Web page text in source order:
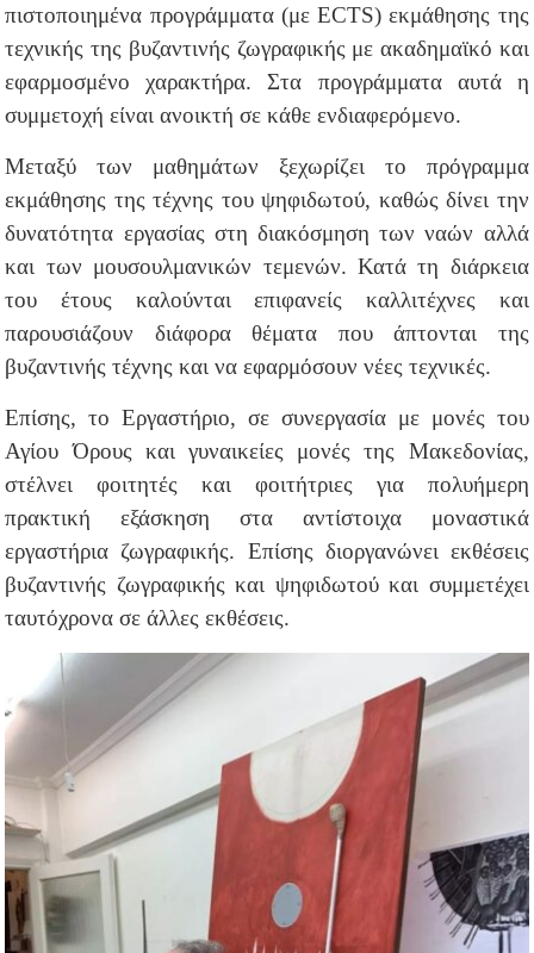
πιστοποιημένα προγράμματα (με ECTS) εκμάθησης της
τεχνικής της βυζαντινής ζωγραφικής με ακαδημαϊκό και
εφαρμοσμένο χαρακτήρα. Στα προγράμματα αυτά η
συμμετοχή είναι ανοικτή σε κάθε ενδιαφερόμενο.
Μεταξύ των μαθημάτων ξεχωρίζει το πρόγραμμα
εκμάθησης της τέχνης του ψηφιδωτού, καθώς δίνει την
δυνατότητα εργασίας στη διακόσμηση των ναών αλλά
και των μουσουλμανικών τεμενών. Κατά τη διάρκεια
του έτους καλούνται επιφανείς καλλιτέχνες και
παρουσιάζουν διάφορα θέματα που άπτονται της
βυζαντινής τέχνης και να εφαρμόσουν νέες τεχνικές.
Επίσης, το Εργαστήριο, σε συνεργασία με μονές του
Αγίου Όρους και γυναικείες μονές της Μακεδονίας,
στέλνει φοιτητές και φοιτήτριες για πολυήμερη
πρακτική εξάσκηση στα αντίστοιχα μοναστικά
εργαστήρια ζωγραφικής. Επίσης διοργανώνει εκθέσεις
βυζαντινής ζωγραφικής και ψηφιδωτού και συμμετέχει
ταυτόχρονα σε άλλες εκθέσεις.